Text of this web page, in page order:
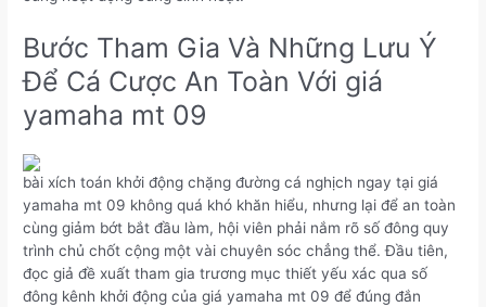
Bước Tham Gia Và Những Lưu Ý
Để Cá Cược An Toàn Với giá
yamaha mt 09
bài xích toán khởi động chặng đường cá nghịch ngay tại giá
yamaha mt 09 không quá khó khăn hiểu, nhưng lại để an toàn
cùng giảm bớt bắt đầu làm, hội viên phải nắm rõ số đông quy
trình chủ chốt cộng một vài chuyên sóc chẳng thể. Đầu tiên,
đọc giả đề xuất tham gia trương mục thiết yếu xác qua số
đông kênh khởi động của giá yamaha mt 09 để đúng đắn